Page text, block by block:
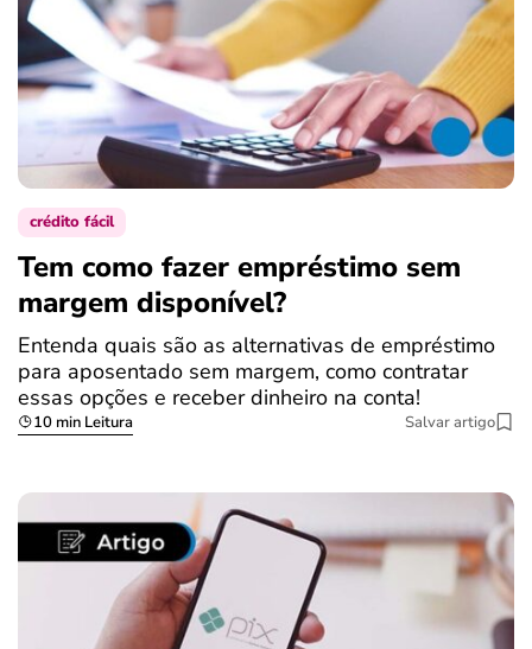
crédito fácil
Tem como fazer empréstimo sem
margem disponível?
Entenda quais são as alternativas de empréstimo
para aposentado sem margem, como contratar
essas opções e receber dinheiro na conta!
10 min Leitura Salvar artigo